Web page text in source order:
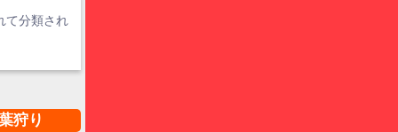
て分類され
狩り